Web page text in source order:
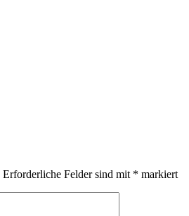
Erforderliche Felder sind mit * markiert